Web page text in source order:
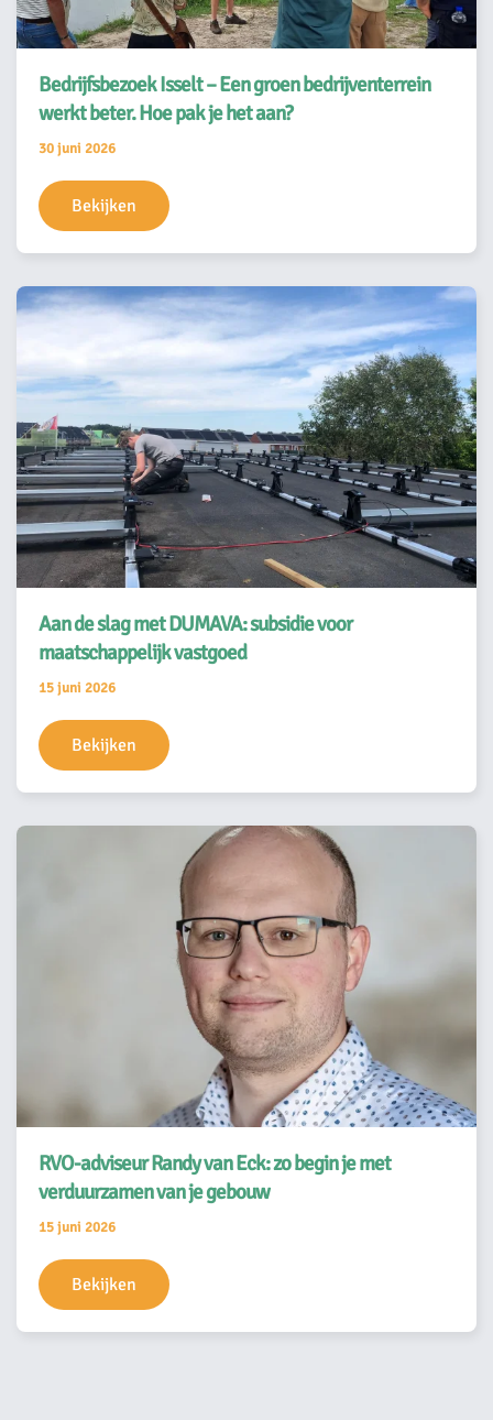
Bedrijfsbezoek Isselt – Een groen bedrijventerrein
werkt beter. Hoe pak je het aan?
30 juni 2026
Bekijken
Aan de slag met DUMAVA: subsidie voor
maatschappelijk vastgoed
15 juni 2026
Bekijken
RVO-adviseur Randy van Eck: zo begin je met
verduurzamen van je gebouw
15 juni 2026
Bekijken